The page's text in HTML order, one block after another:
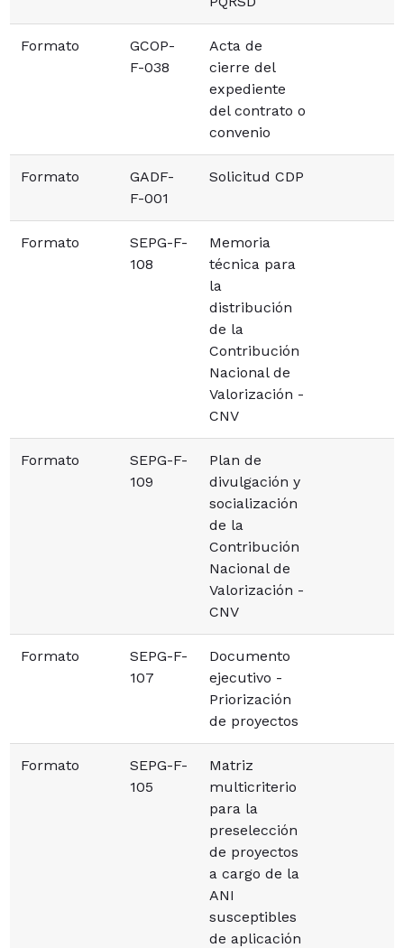
Formato
GCOP-
F-038
Acta de
cierre del
expediente
del contrato o
convenio
Formato
GADF-
F-001
Solicitud CDP
Formato
SEPG-F-
108
Memoria
técnica para
la
distribución
de la
Contribución
Nacional de
Valorización -
CNV
Formato
SEPG-F-
109
Plan de
divulgación y
socialización
de la
Contribución
Nacional de
Valorización -
CNV
Formato
SEPG-F-
107
Documento
ejecutivo -
Priorización
de proyectos
Formato
SEPG-F-
105
Matriz
multicriterio
para la
preselección
de proyectos
a cargo de la
ANI
susceptibles
de aplicación